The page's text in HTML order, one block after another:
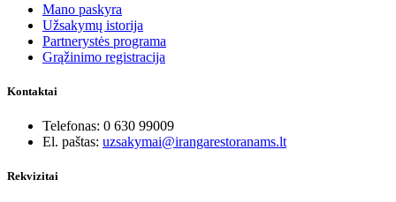
Mano paskyra
Užsakymų istorija
Partnerystės programa
Grąžinimo registracija
Kontaktai
Telefonas: 0 630 99009
El. paštas: uzsakymai@irangarestoranams.lt
Rekvizitai